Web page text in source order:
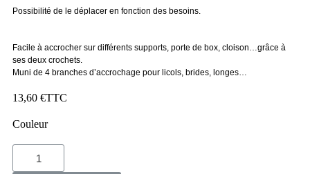
Possibilité de le déplacer en fonction des besoins.
Facile à accrocher sur différents supports, porte de box, cloison…grâce à
ses deux crochets.
Muni de 4 branches d’accrochage pour licols, brides, longes…
13,60 €TTC
Couleur